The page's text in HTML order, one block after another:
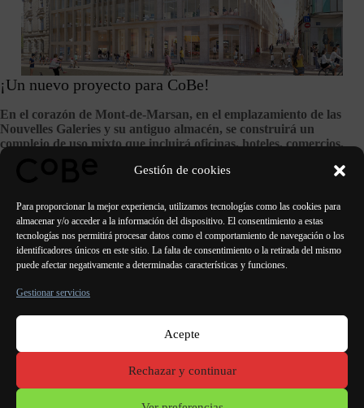
Gestión de cookies
Para proporcionar la mejor experiencia, utilizamos tecnologías como las cookies para
almacenar y/o acceder a la información del dispositivo. El consentimiento a estas
tecnologías nos permitirá procesar datos como el comportamiento de navegación o los
identificadores únicos en este sitio. La falta de consentimiento o la retirada del mismo
puede afectar negativamente a determinadas características y funciones.
Gestionar servicios
Acepte
Rechazar y continuar
¡Un nuevo proyecto para CoBe!
En el corazón de Mont-de-Marsan, en el emplazamiento de las
Nouvelles Galeries y su antiguo almacén, se construirá un
complejo de uso mixto que incluirá oficinas, hoteles, comercios,
empresas y alojamientos para estudiantes.
ANTERIOR SIGUIENTE
Lorient Oporto Lisboa Valencia
Mencioneslegales